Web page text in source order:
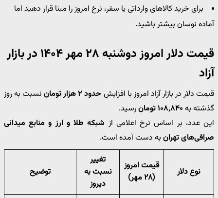
برای خرید کالاهای وارداتی یا سفر، نرخ امروز را مبنا قرار دهید اما
آماده نوسان بیشتر باشید.
قیمت دلار امروز دوشنبه ۲۸ مهر ۱۴۰۴ در بازار
آزاد
قیمت دلار در بازار آزاد امروز با افزایش حدود ۲ هزار تومان
نسبت به روز
گذشته به۱۰۸,۸۴۰ تومان
رسید.
این عدد، بر اساس نرخ اعلامی از شبکه طلا و ارز و منابع میدانی
صرافی‌های تهران به دست آمده است.
نوع دلار
قیمت امروز
(۲۸ مهر)
تغییر
نسبت به
دیروز
توضیح